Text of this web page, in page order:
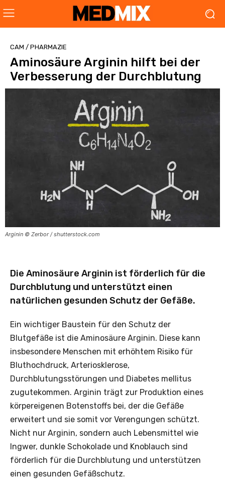
CAM / PHARMAZIE
Aminosäure Arginin hilft bei der
Verbesserung der Durchblutung
Arginin © Zerbor / shutterstock.com
Die Aminosäure Arginin ist förderlich für die
Durchblutung und unterstützt einen
natürlichen gesunden Schutz der Gefäße.
Ein wichtiger Baustein für den Schutz der
Blutgefäße ist die Aminosäure Arginin. Diese kann
insbesondere Menschen mit erhöhtem Risiko für
Bluthochdruck, Arteriosklerose,
Durchblutungsstörungen und Diabetes mellitus
zugutekommen. Arginin trägt zur Produktion eines
körpereigenen Botenstoffs bei, der die Gefäße
erweitert und sie somit vor Verengungen schützt.
Nicht nur Arginin, sondern auch Lebensmittel wie
Ingwer, dunkle Schokolade und Knoblauch sind
förderlich für die Durchblutung und unterstützen
einen gesunden Gefäßschutz.